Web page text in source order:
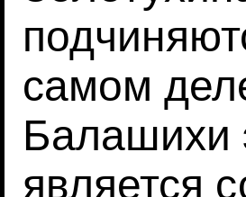
самом
Балашихи
является